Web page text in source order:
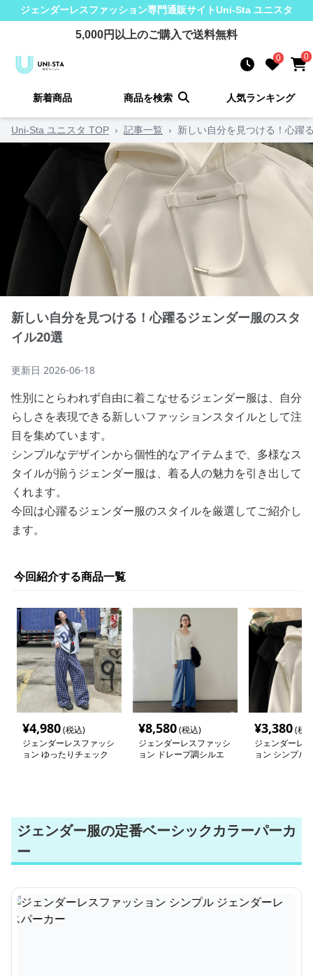
ジェンダーレスファッション専門通販サイトUni-Sta ユニスタ
5,000円以上のご購入で送料無料
0 0
新着商品 商品を検索 人気ランキング
Uni-Sta ユニスタ TOP › 記事一覧 › 新しい自分を見つける！心躍
新しい自分を見つける！心躍るジェンダー服のスタ
イル20選
更新日 2026-06-18
性別にとらわれず自由に着こなせるジェンダー服は、自分
らしさを表現できる新しいファッションスタイルとして注
目を集めています。
シンプルなデザインから個性的なアイテムまで、多様なス
タイルが揃うジェンダー服は、着る人の魅力を引き出して
くれます。
今回は心躍るジェンダー服のスタイルを厳選してご紹介し
ます。
今回紹介する商品一覧
¥4,980(税込)
ジェンダーレスファッシ
ョン ゆったりチェック
¥8,580(税込)
ジェンダーレスファッシ
ョン ドレープ調シルエ
¥3,380(税
ジェンダーレ
ョン シンプル
ジェンダー服の定番ベーシックカラーパーカ
ー